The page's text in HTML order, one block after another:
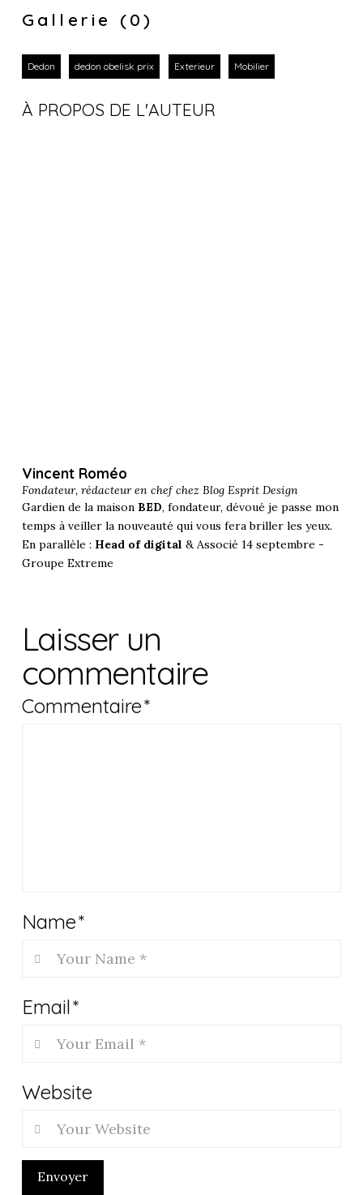
Gallerie (0)
Dedon dedon obelisk prix Exterieur Mobilier
À PROPOS DE L'AUTEUR
Vincent Roméo
Fondateur, rédacteur en chef chez Blog Esprit Design
Gardien de la maison BED, fondateur, dévoué je passe mon
temps à veiller la nouveauté qui vous fera briller les yeux.
En parallèle : Head of digital & Associé 14 septembre -
Groupe Extreme
Laisser un
commentaire
Commentaire*
Name*
Email*
Website
Envoyer